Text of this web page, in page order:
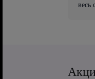
весь